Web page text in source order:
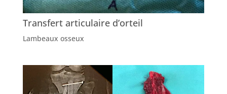
Transfert articulaire d’orteil
Lambeaux osseux